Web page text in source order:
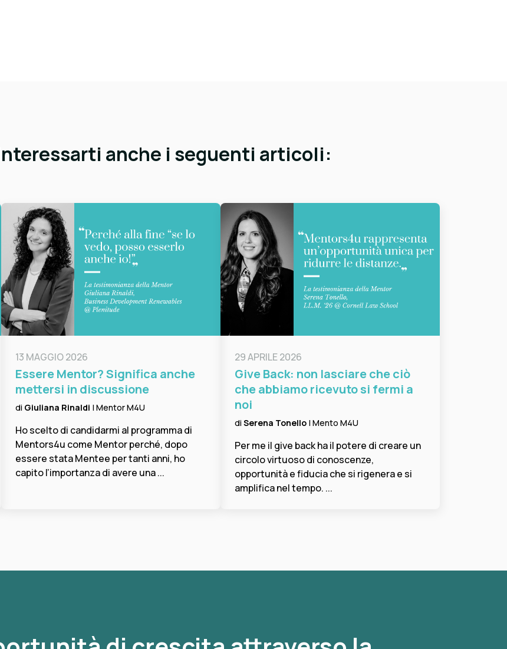
anche i seguenti articoli:
13 MAGGIO 2026
Essere Mentor? Significa anche
mettersi in discussione
di Giuliana Rinaldi | Mentor M4U
Ho scelto di candidarmi al programma di
Mentors4u come Mentor perché, dopo
essere stata Mentee per tanti anni, ho
capito l’importanza di avere una ...
29 APRILE 2026
Give Back: non lasciare che ciò
che abbiamo ricevuto si fermi a
noi
di Serena Tonello | Mento M4U
Per me il give back ha il potere di creare un
circolo virtuoso di conoscenze,
opportunità e fiducia che si rigenera e si
amplifica nel tempo. ...